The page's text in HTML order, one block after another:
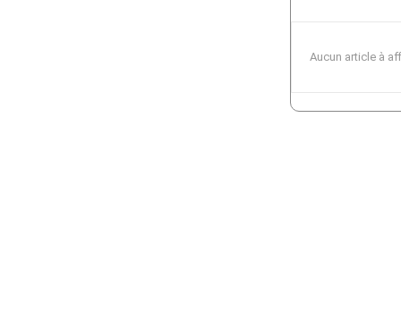
Aucun article à